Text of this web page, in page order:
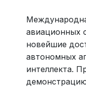
авиационных
новейшие
автономных
интеллекта.